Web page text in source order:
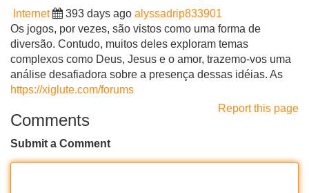
Internet 393 days ago alyssadrip833901
Os jogos, por vezes, são vistos como uma forma de
diversão. Contudo, muitos deles exploram temas
complexos como Deus, Jesus e o amor, trazemo-vos uma
análise desafiadora sobre a presença dessas idéias. As
https://xiglute.com/forums
Report this page
Comments
Submit a Comment